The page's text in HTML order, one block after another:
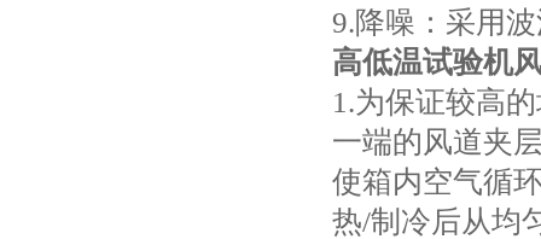
9.降噪：采用
高低温试验机
1.为保证较高
一端的风道夹
使箱内空气循
热/制冷后从均